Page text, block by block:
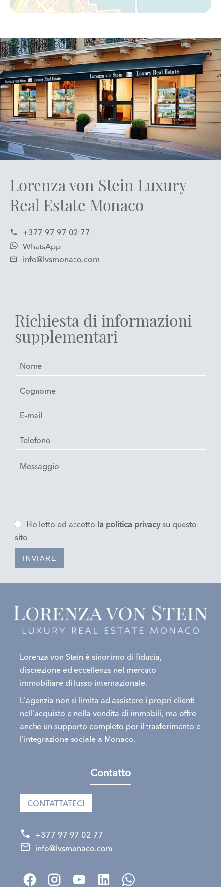
Lorenza von Stein Luxury
Real Estate Monaco
+377 97 97 02 77
WhatsApp
info@lvsmonaco.com
Richiesta di informazioni
supplementari
Ho letto ed accetto la politica privacysu questo
sito
INVIARE
Lorenza von Stein è sinonimo di fiducia,
discrezione ed eccellenza nel mercato
immobiliare di lusso internazionale.
L'agenzia non si limita ad assistere i propri clienti
nell'acquisto e nella vendita di immobili, ma offre
anche un supporto completo per il trasferimento e
l'integrazione sociale a Monaco.
Contatto
CONTATTATECI
+377 97 97 02 77
info@lvsmonaco.com